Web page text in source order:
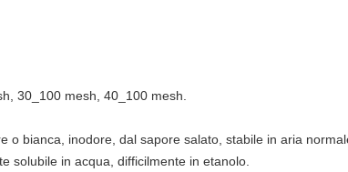
30_100 mesh, 40_100 mesh.
o bianca, inodore, dal sapore salato, stabile in aria
solubile in acqua, difficilmente in etanolo.